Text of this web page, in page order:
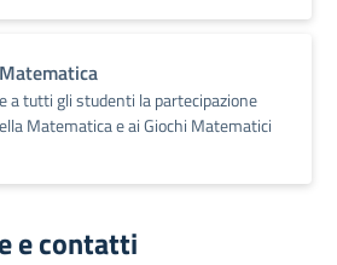
a tutti gli studenti la partecipazione
Matematica e ai Giochi Matematici
e contatti